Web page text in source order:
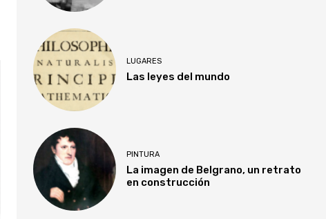
LUGARES
Las leyes del mundo
PINTURA
La imagen de Belgrano, un retrato
en construcción